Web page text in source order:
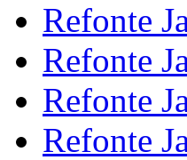
Refonte
Refonte
Refonte
Refonte